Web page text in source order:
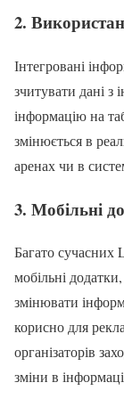
2.
Інтегровані
зчитувати дані
інформацію на
змінюється в
аренах чи в
3. Мобільні
Багато сучасних
мобільні
змінювати
корисно для
організаторів
зміни в